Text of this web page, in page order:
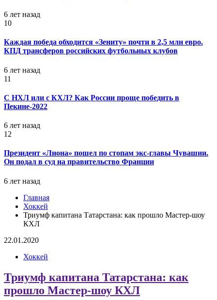
6 лет назад
10
Каждая победа обходится «Зениту» почти в 2,5 млн евро.
КПД трансферов российских футбольных клубов
6 лет назад
11
С НХЛ или с КХЛ? Как России проще победить в
Пекине-2022
6 лет назад
12
Президент «Лиона» пошел по стопам экс-главы Чувашии.
Он подал в суд на правительство Франции
6 лет назад
Главная
Хоккей
Триумф капитана Татарстана: как прошло Мастер-шоу
КХЛ
22.01.2020
Хоккей
Триумф капитана Татарстана: как
прошло Мастер-шоу КХЛ